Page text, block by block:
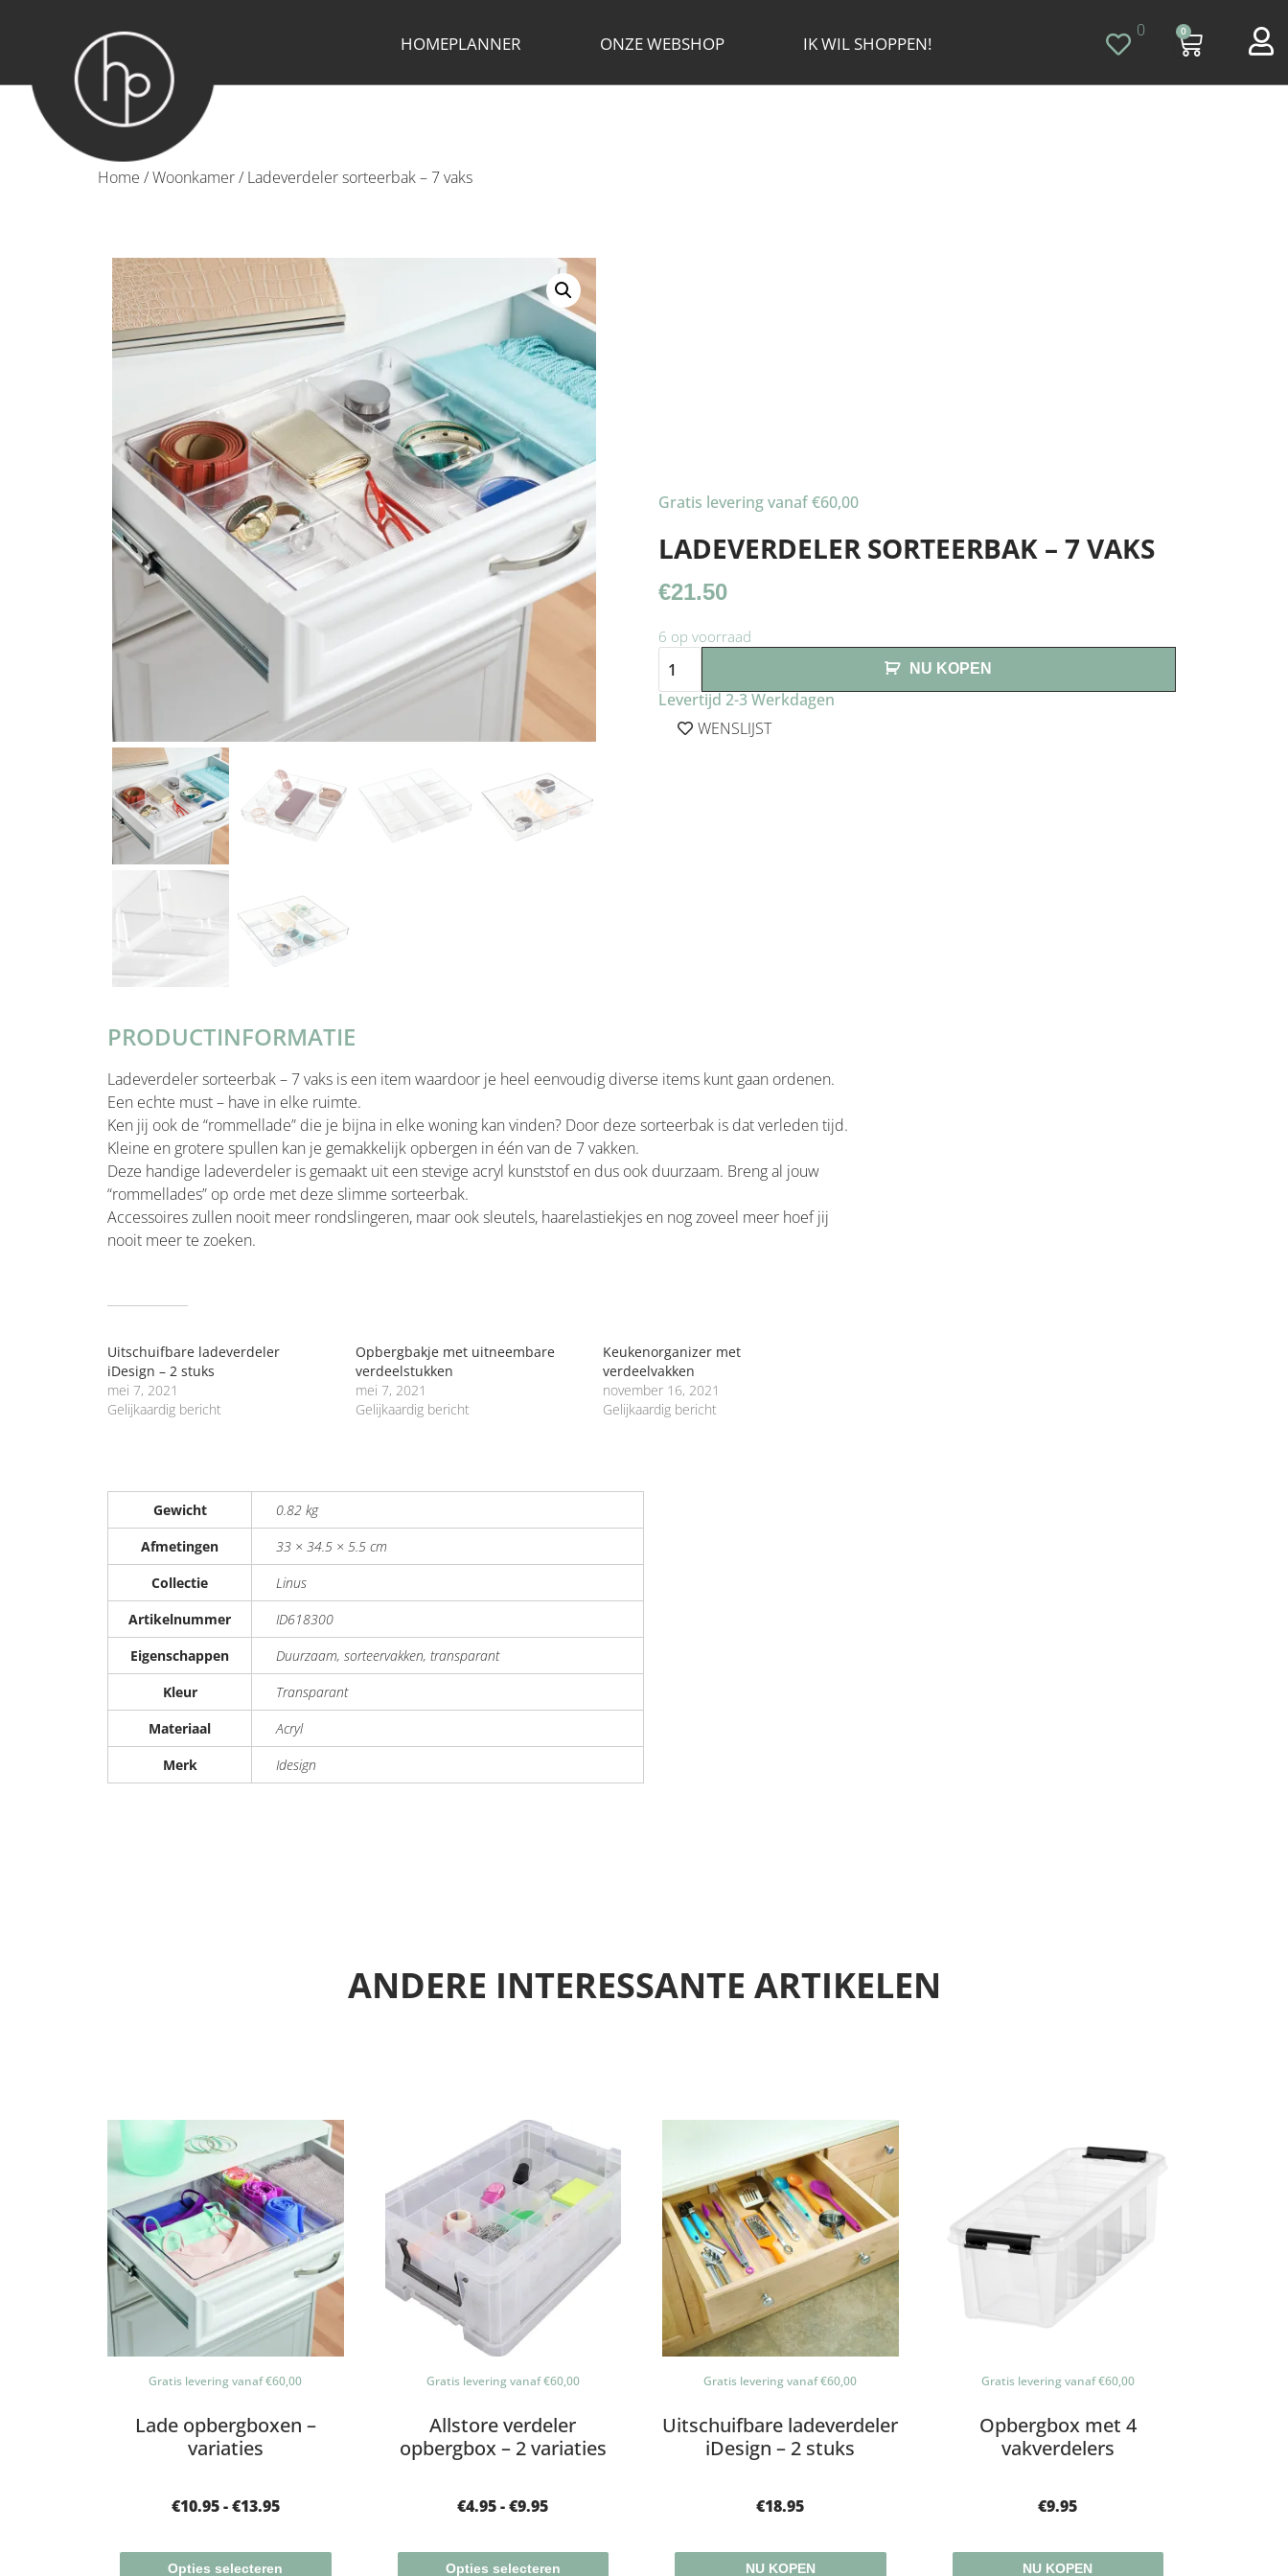
HOMEPLANNER ONZE WEBSHOP IK WIL SHOPPEN!
0 0
Home /Woonkamer/ Ladeverdeler sorteerbak – 7 vaks
Gratis levering vanaf €60,00
LADEVERDELER SORTEERBAK – 7 VAKS
€21.50
6 op voorraad
NU KOPEN
Levertijd 2-3 Werkdagen
WENSLIJST
PRODUCTINFORMATIE
Ladeverdeler sorteerbak – 7 vaks is een item waardoor je heel eenvoudig diverse items kunt gaan ordenen.
Een echte must – have in elke ruimte.
Ken jij ook de “rommellade” die je bijna in elke woning kan vinden? Door deze sorteerbak is dat verleden tijd.
Kleine en grotere spullen kan je gemakkelijk opbergen in één van de 7 vakken.
Deze handige ladeverdeler is gemaakt uit een stevige acryl kunststof en dus ook duurzaam. Breng al jouw
“rommellades” op orde met deze slimme sorteerbak.
Accessoires zullen nooit meer rondslingeren, maar ook sleutels, haarelastiekjes en nog zoveel meer hoef jij
nooit meer te zoeken.
Uitschuifbare ladeverdeler
iDesign – 2 stuks
mei 7, 2021
Gelijkaardig bericht
Opbergbakje met uitneembare
verdeelstukken
mei 7, 2021
Gelijkaardig bericht
Keukenorganizer met
verdeelvakken
november 16, 2021
Gelijkaardig bericht
Gewicht
0.82 kg
Afmetingen
33 × 34.5 × 5.5 cm
Collectie
Linus
Artikelnummer
ID618300
Eigenschappen
Duurzaam, sorteervakken, transparant
Kleur
Transparant
Materiaal
Acryl
Merk
Idesign
ANDERE INTERESSANTE ARTIKELEN
Gratis levering vanaf €60,00
Lade opbergboxen –
variaties
€10.95-€13.95
Opties selecteren
Gratis levering vanaf €60,00
Allstore verdeler
opbergbox – 2 variaties
€4.95 - €9.95
Opties selecteren
Gratis levering vanaf €60,00
Uitschuifbare ladeverdeler
iDesign – 2 stuks
€18.95
NU KOPEN
Gratis levering vanaf €60,00
Opbergbox met 4
vakverdelers
€9.95
NU KOPEN